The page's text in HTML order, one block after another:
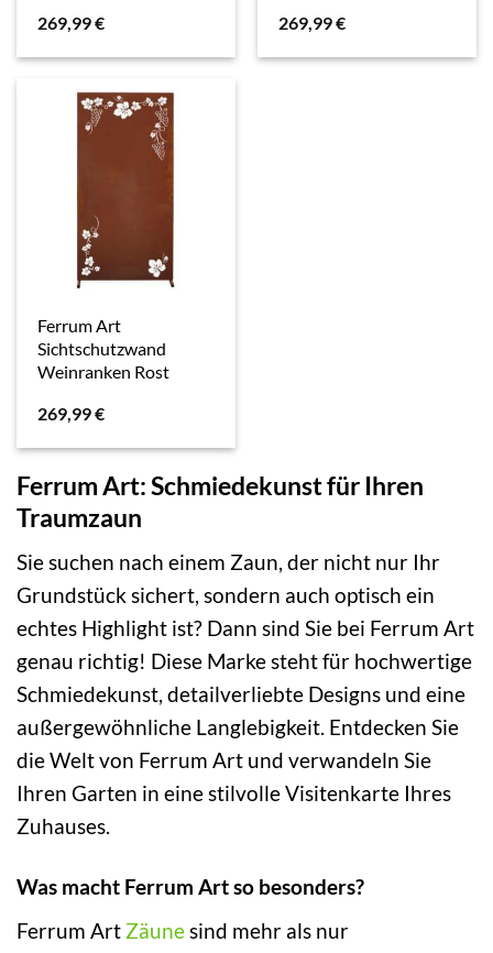
269,99€
269,99€
Ferrum Art
Sichtschutzwand
Weinranken Rost
269,99€
Ferrum Art: Schmiedekunst für Ihren
Traumzaun
Sie suchen nach einem Zaun, der nicht nur Ihr
Grundstück sichert, sondern auch optisch ein
echtes Highlight ist? Dann sind Sie bei Ferrum Art
genau richtig! Diese Marke steht für hochwertige
Schmiedekunst, detailverliebte Designs und eine
außergewöhnliche Langlebigkeit. Entdecken Sie
die Welt von Ferrum Art und verwandeln Sie
Ihren Garten in eine stilvolle Visitenkarte Ihres
Zuhauses.
Was macht Ferrum Art so besonders?
Ferrum Art Zäune sind mehr als nur